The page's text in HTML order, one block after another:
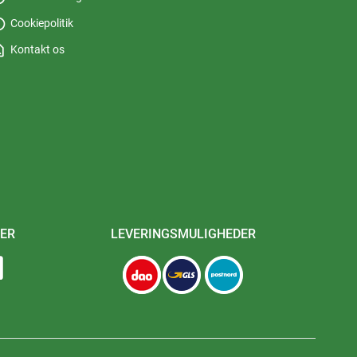
Cookiepolitik
Kontakt os
LEVERINGSMULIGHEDER